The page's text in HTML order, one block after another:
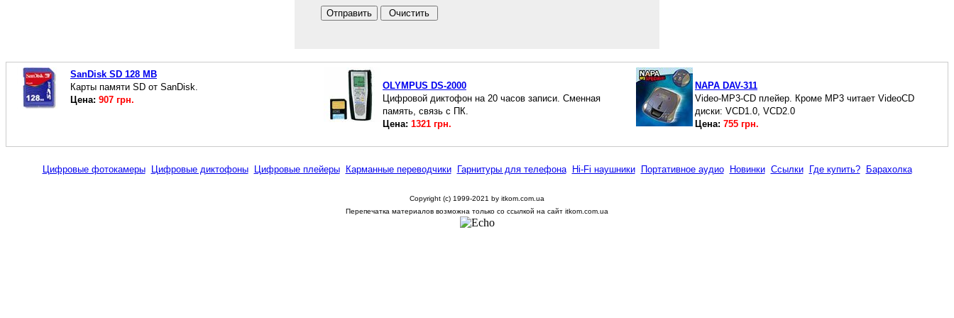
SanDisk SD 128 MB
Карты памяти SD от SanDisk.
Цена: 907 грн.
OLYMPUS DS-2000
Цифровой диктофон на 20 часов записи. Сменная
память, связь с ПК.
Цена: 1321 грн.
NAPA DAV-311
Video-MP3-CD плейер. Кроме MP3 читает VideoCD
диски: VCD1.0, VCD2.0
Цена: 755 грн.
Цифровые фотокамеры Цифровые диктофоны Цифровые плейеры Карманные переводчики Гарнитуры для телефона Hi-Fi наушники Портативное аудио Новинки Ссылки Где купить? Барахолка
Copyright (c) 1999-2021 by itkom.com.ua
Перепечатка материалов возможна только со ссылкой на сайт itkom.com.ua